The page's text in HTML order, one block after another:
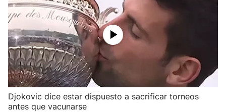
Ciclismo
Herri-kirolak
Balonmano
Kirolak 360
Djokovic dice estar dispuesto a sacrificar torneos
antes que vacunarse